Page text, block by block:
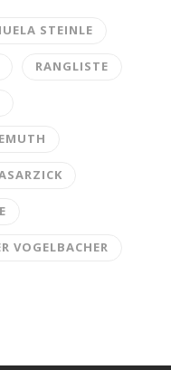
STEINLE
RANGLISTE
VOGELBACHER